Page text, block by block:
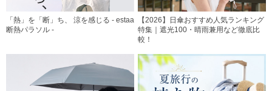
「熱」を「断」ち、 涼を感じる - estaa
断熱パラソル -
【2026】日傘おすすめ人気ランキング
特集｜遮光100・晴雨兼用など徹底比
較！